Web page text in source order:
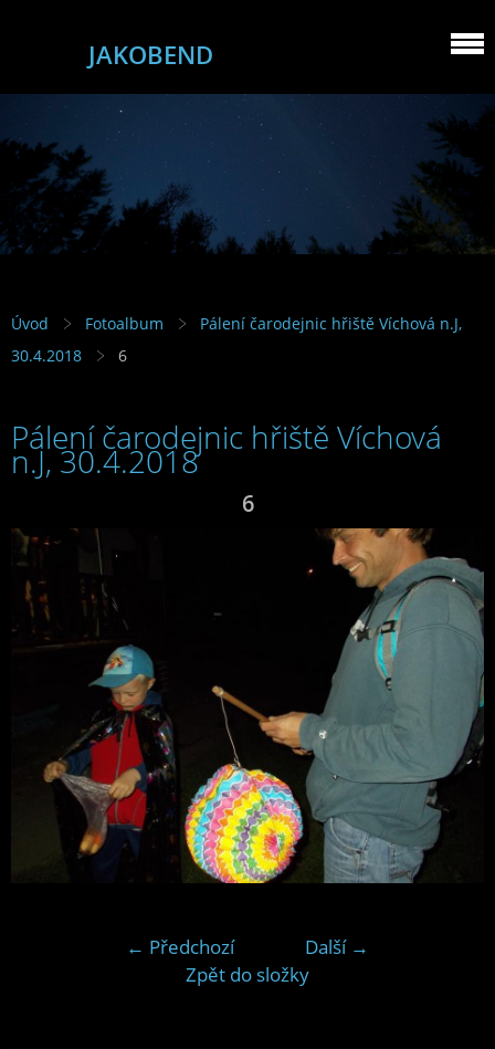
JAKOBEND
Úvod Fotoalbum
Pálení čarodejnic hřiště Víchová n.J,
30.4.2018
6
Pálení čarodejnic hřiště Víchová
n.J, 30.4.2018
6
← Předchozí
Další →
Zpět do složky